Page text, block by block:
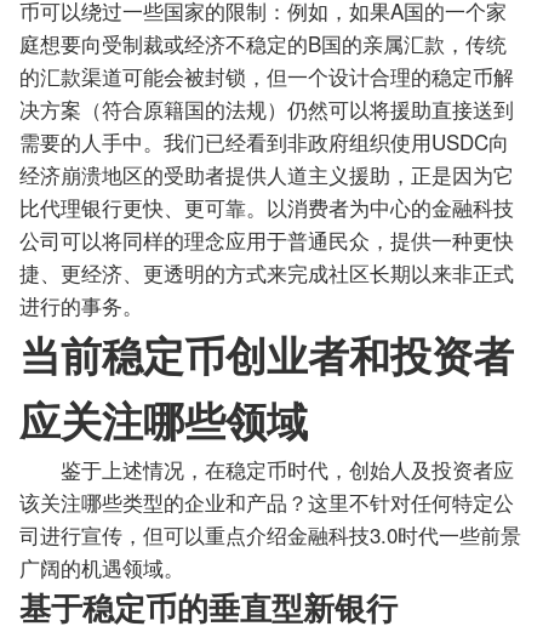
币可以绕过一些国家的限制：例如，如果A国的一个家
庭想要向受制裁或经济不稳定的B国的亲属汇款，传统
的汇款渠道可能会被封锁，但一个设计合理的稳定币解
决方案（符合原籍国的法规）仍然可以将援助直接送到
需要的人手中。我们已经看到非政府组织使用USDC向
经济崩溃地区的受助者提供人道主义援助，正是因为它
比代理银行更快、更可靠。以消费者为中心的金融科技
公司可以将同样的理念应用于普通民众，提供一种更快
捷、更经济、更透明的方式来完成社区长期以来非正式
进行的事务。
当前稳定币创业者和投资者
应关注哪些领域
鉴于上述情况，在稳定币时代，创始人及投资者应
该关注哪些类型的企业和产品？这里不针对任何特定公
司进行宣传，但可以重点介绍金融科技3.0时代一些前景
广阔的机遇领域。
基于稳定币的垂直型新银行